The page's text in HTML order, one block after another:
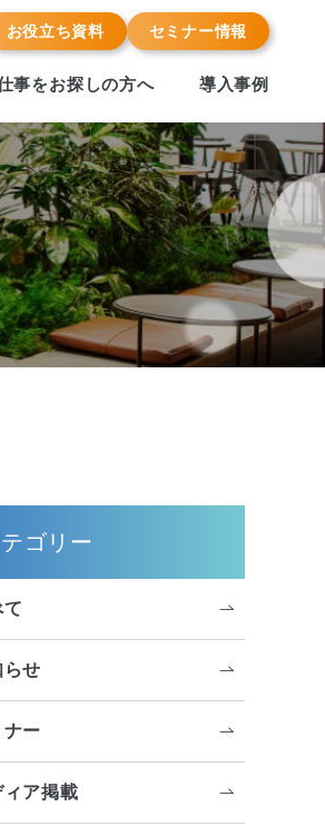
事をお探しの方へ 導入事例
お役立ち資料 セミナー情報
ゴリー
せ
ー
ィア掲載